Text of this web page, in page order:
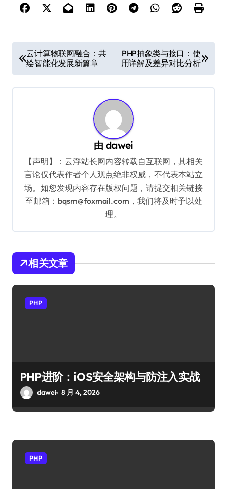
章
导
云计算物联网融合：共
绘智能化发展新篇章
PHP抽象类与接口：使
用详解及差异对比分析
由dawei
【声明】：云浮站长网内容转载自互联网，其相关
言论仅代表作者个人观点绝非权威，不代表本站立
场。如您发现内容存在版权问题，请提交相关链接
至邮箱：bqsm@foxmail.com，我们将及时予以处
理。
相关文章
PHP
PHP进阶：iOS安全架构与防注入实战
dawei 8 月 4, 2026
PHP